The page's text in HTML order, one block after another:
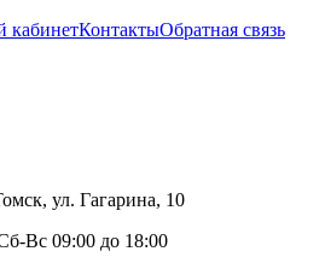
кабинетКонтактыОбратная связь
ул. Гагарина, 10
Вс 09:00 до 18:00